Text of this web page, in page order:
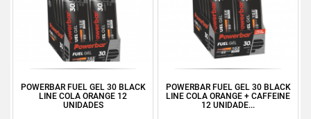
POWERBAR FUEL GEL 30 BLACK
LINE COLA ORANGE 12
UNIDADES
POWERBAR FUEL GEL 30 BLACK
LINE COLA ORANGE + CAFFEINE
12 UNIDADE...